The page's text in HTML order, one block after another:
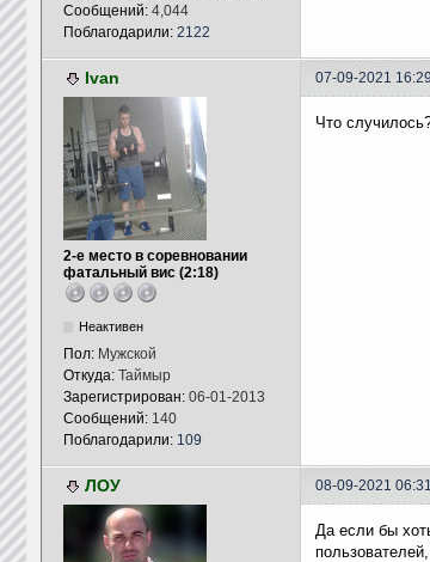
Сообщений: 4,044
Поблагодарили: 2122
Ivan 07-09-2021 16:29
2-е место в соревновании
фатальный вис (2:18)
Неактивен
Пол: Мужской
Откуда: Таймыр
Зарегистрирован: 06-01-2013
Сообщений: 140
Поблагодарили: 109
Что
ЛОУ 08-09-2021 06:31
Да если бы